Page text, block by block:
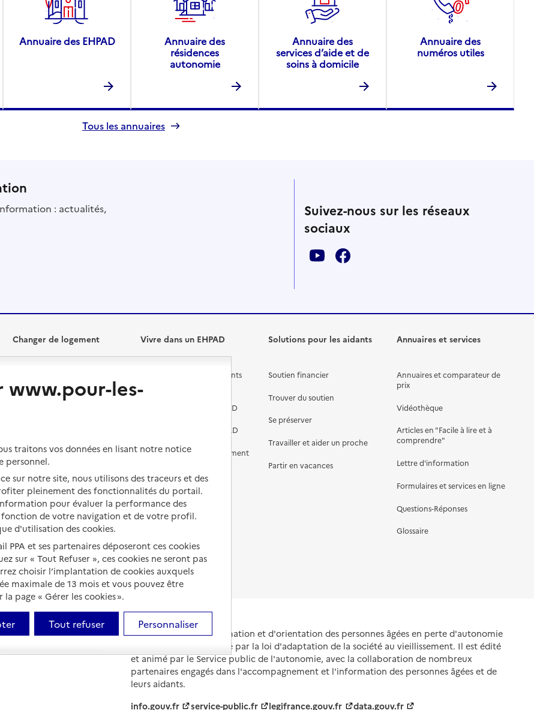
Annuaire des EHPAD
Annuaire des
résidences
autonomie
Annuaire des
services d’aide et de
soins à domicile
Annuaire des
numéros utiles
Tous les annuaires
: actualités,
Suivez-nous sur les réseaux
sociaux
Changer de logement
Vivre dans une résidence avec
Vivre en accueil familial
Autres solutions de logement
Vivre dans un EHPAD
Les différents établissements
Préparer l'entrée en EHPAD
Aides financières en EHPAD
Prévention, accompagnement
Comprendre les prix en
EHPAD
Droits en EHPAD
Fin de vie en EHPAD
Solutions pour les aidants
Soutien financier
Trouver du soutien
Se préserver
Travailler et aider un proche
Partir en vacances
Annuaires et services
Annuaires et comparateur de
prix
Vidéothèque
Articles en "Facile à lire et à
comprendre"
Lettre d'information
Formulaires et services en ligne
Questions-Réponses
Glossaire
Portail national d'information et d'orientation des personnes âgées en perte d'autonomie
et de leurs proches, créé par la loi d'adaptation de la société au vieillissement. Il est édité
et animé par le Service public de l'autonomie, avec la collaboration de nombreux
partenaires engagés dans l'accompagnement et l'information des personnes âgées et de
leurs aidants.
info.gouv.fr
service-public.fr legifrance.gouv.fr data.gouv.fr
www.pour-les-
traitons vos données en lisant notre notice
personnel.
sur notre site, nous utilisons des traceurs et des
pleinement des fonctionnalités du portail.
pour évaluer la performance des
de votre navigation et de votre profil.
d'utilisation des cookies.
et ses partenaires déposeront ces cookies
sur « Tout Refuser », ces cookies ne seront pas
choisir l’implantation de cookies auxquels
maximale de 13 mois et vous pouvez être
page « Gérer les cookies ».
Tout refuser Personnaliser